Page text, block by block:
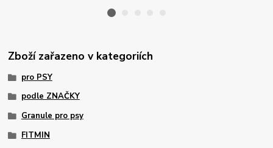
Zboží zařazeno v kategoriích
pro PSY
podle ZNAČKY
Granule pro psy
FITMIN